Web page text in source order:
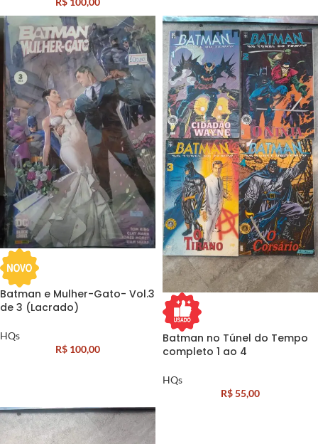
Batman e Mulher-Gato- Vol.3
de 3 (Lacrado)
HQs
R$ 100,00
Batman no Túnel do Tempo
completo 1 ao 4
HQs
R$55,00